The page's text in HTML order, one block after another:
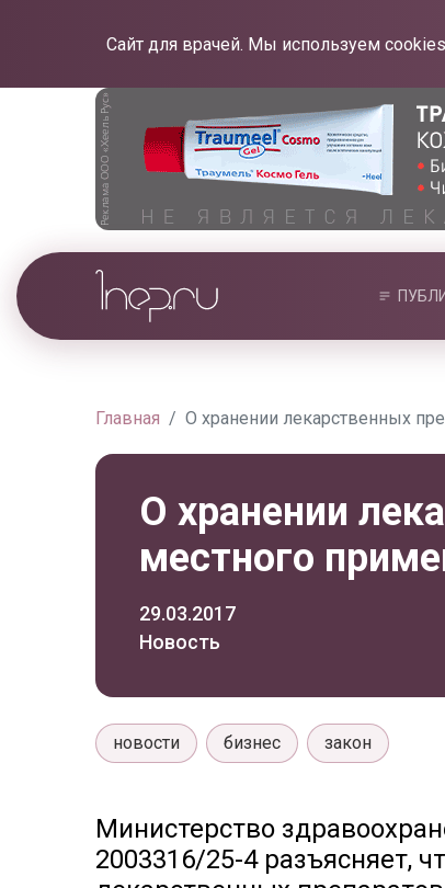
Сайт для врачей. Мы используем
Главная О хранении лекарственных
О хранении
местного
29.03.2017
Новость
новости бизнес закон
Министерство
2003316/25-4 разъясняет,